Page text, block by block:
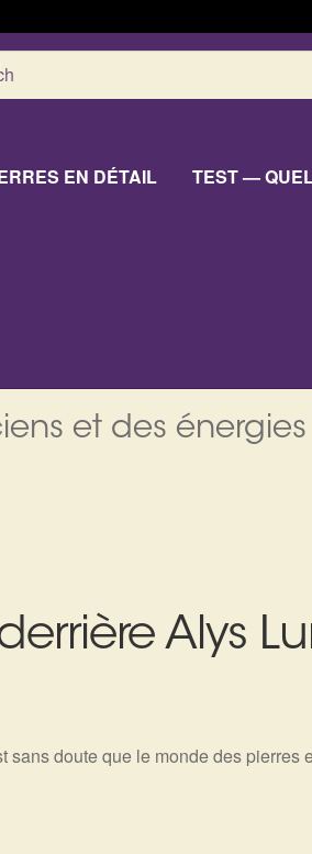
EN DÉTAIL TEST —
et des énergies
Alys
sans doute que le monde des pierres